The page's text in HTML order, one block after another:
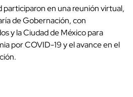
participaron en una reunión virtual,
de Gobernación, con
y la Ciudad de México para
por COVID-19 y el avance en el